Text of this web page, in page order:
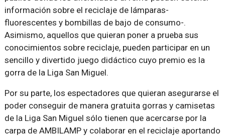
información sobre el reciclaje de lámparas-
fluorescentes y bombillas de bajo de consumo-.
Asimismo, aquellos que quieran poner a prueba sus
conocimientos sobre reciclaje, pueden participar en un
sencillo y divertido juego didáctico cuyo premio es la
gorra de la Liga San Miguel.
Por su parte, los espectadores que quieran asegurarse el
poder conseguir de manera gratuita gorras y camisetas
de la Liga San Miguel sólo tienen que acercarse por la
carpa de AMBILAMP y colaborar en el reciclaje aportando